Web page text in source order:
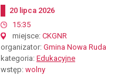
wójta
gminy
nowa
ruda
o
rozpoczęciu
konsultacji
Dodano
20 lipca 2026
start
15:35
miejsce CKGNR
organizator Gmina Nowa Ruda
kategoria Edukacyjne
wstęp wolny